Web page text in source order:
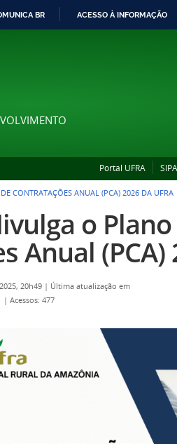
BR ACESSO À INFORMAÇÃO
Portal UFRA
CONTRATAÇÕES ANUAL (PCA) 2026 DA UFRA
o
Anual (PCA)
20h49 | Última atualização em
| Acessos: 477